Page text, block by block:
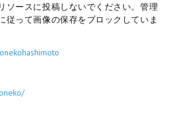
Enhanced Edition
ソースに投稿しないでください。管理
従って画像の保存をブロックしていま